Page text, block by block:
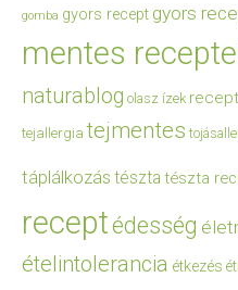
gomba gyors recept gyors
mentes
naturablog olasz ízek recept
tejallergia tejmentes
táplálkozás tészta tészta
receptédesség
ételintolerancia étkezés